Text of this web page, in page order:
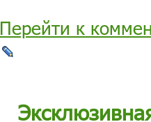
Перейти к